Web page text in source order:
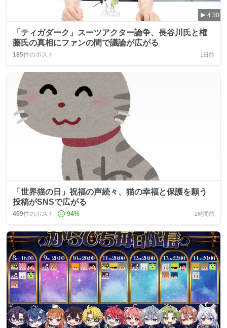
4:30
「ティガダーク」スーツアクター論争、長谷川氏と権
藤氏の真相にファンの間で議論が広がる
185件のポスト 1日前
「世界猫の日」祝福の声続々、猫の幸福と保護を願う
投稿がSNSで広がる
469件のポスト 94% 2時間前